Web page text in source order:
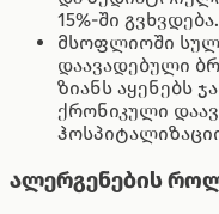
15%-ში გვხვდება.
მსოფლიოში სულ
დაავადებული
ზიანს აყენებს
ქრონიკული
ალერგენების